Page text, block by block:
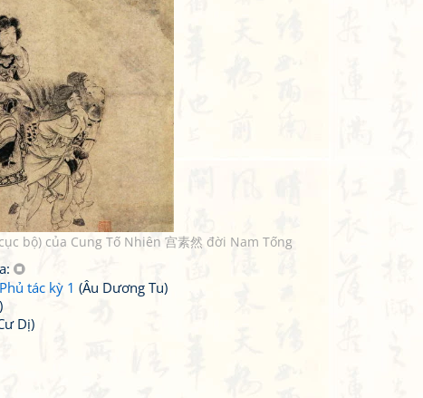
bộ) của Cung Tố Nhiên 宫素然 đời Nam Tống
tác kỳ 1 (Âu Dương Tu)
Dị)